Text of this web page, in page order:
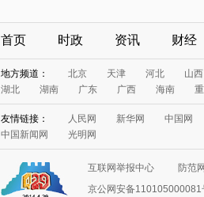
首页 时政 资讯 财经
地方频道： 北京 天津 河北
山西
湖北
湖南 广东 广西 海南
友情链接： 人民网 新华网
中国网
中国新闻网
光明网
互联网举报中心
防范
京公网安备110105000081